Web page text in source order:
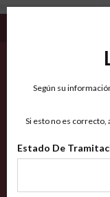
Según su
Si esto no es
Estado De
Tramitación